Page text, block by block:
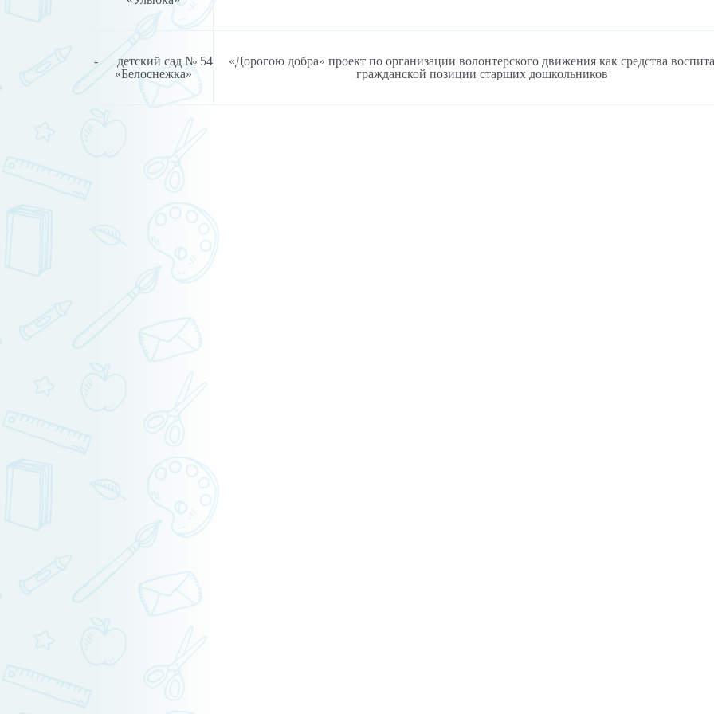
- детский сад № 54
«Белоснежка»
«Дорогою добра» проект по организации волонтерского движения как средства
гражданской позиции старших дошкольников